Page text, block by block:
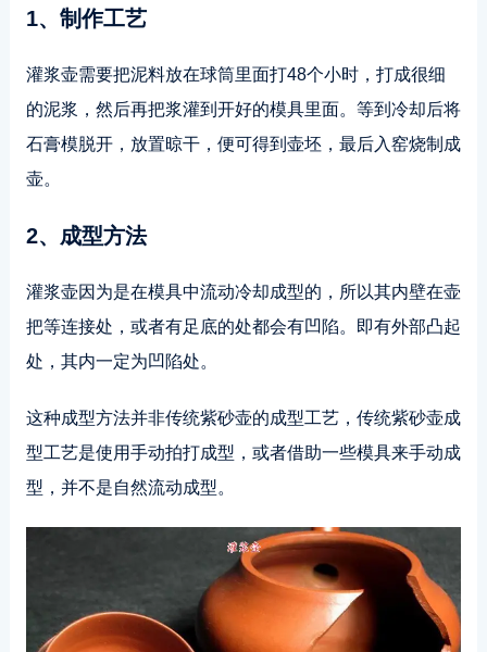
1、制作工艺
灌浆壶需要把泥料放在球筒里面打48个小时，打成很细
的泥浆，然后再把浆灌到开好的模具里面。等到冷却后将
石膏模脱开，放置晾干，便可得到壶坯，最后入窑烧制成
壶。
2、成型方法
灌浆壶因为是在模具中流动冷却成型的，所以其内壁在壶
把等连接处，或者有足底的处都会有凹陷。即有外部凸起
处，其内一定为凹陷处。
这种成型方法并非传统紫砂壶的成型工艺，传统紫砂壶成
型工艺是使用手动拍打成型，或者借助一些模具来手动成
型，并不是自然流动成型。